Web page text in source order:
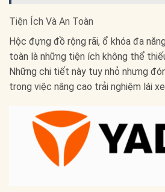
Tiện Ích Và An Toàn
Hộc đựng đồ rộng rãi, ổ khóa đa
toàn là những tiện ích không thể
Những chi tiết này tuy nhỏ nhưng
trong việc nâng cao trải nghiệm lái xe